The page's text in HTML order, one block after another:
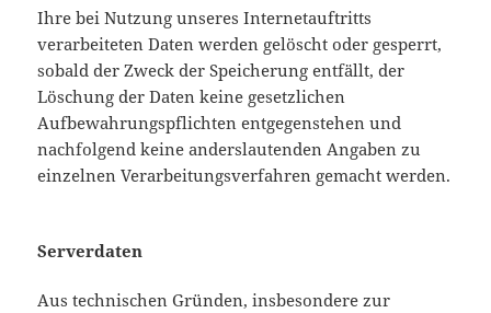
Ihre bei Nutzung unseres Internetauftritts
verarbeiteten Daten werden gelöscht oder gesperrt,
sobald der Zweck der Speicherung entfällt, der
Löschung der Daten keine gesetzlichen
Aufbewahrungspflichten entgegenstehen und
nachfolgend keine anderslautenden Angaben zu
einzelnen Verarbeitungsverfahren gemacht werden.
Serverdaten
Aus technischen Gründen, insbesondere zur